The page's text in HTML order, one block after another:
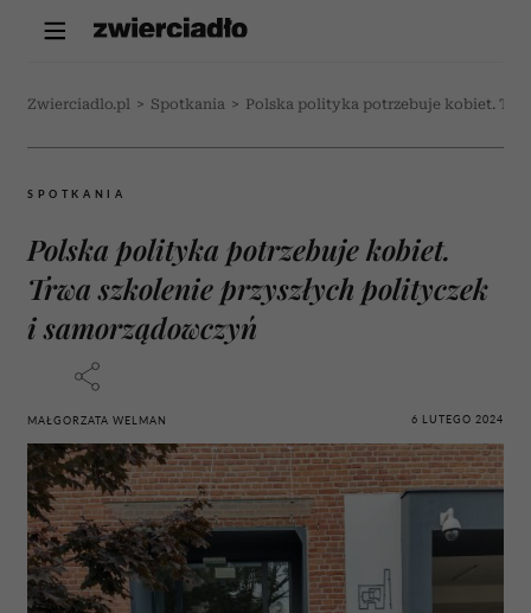
Zwierciadlo.pl > Spotkania > Polska polityka potrzebuje kobiet.
SPOTKANIA
Polska polityka potrzebuje kobiet.
Trwa szkolenie przyszłych polityczek
i samorządowczyń
MAŁGORZATA WELMAN 6 LUTEGO 2024